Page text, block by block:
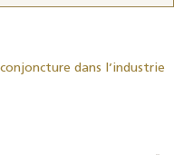
dans l’industrie